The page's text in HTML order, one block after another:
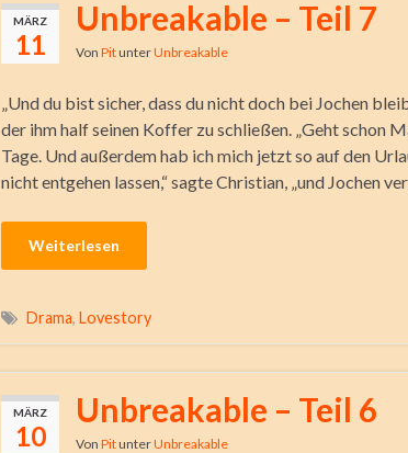
MÄRZ
11
Unbreakable – Teil 7
Von PitunterUnbreakable
„Und du bist sicher, dass du nicht doch bei Jochen
der ihm half seinen Koffer zu schließen. „Geht schon
Tage. Und außerdem hab ich mich jetzt so auf den
nicht entgehen lassen,“ sagte Christian, „und Jochen
Weiterlesen
Drama, Lovestory
MÄRZ
10
Unbreakable – Teil 6
Von PitunterUnbreakable